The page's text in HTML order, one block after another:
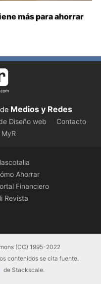
más para ahorrar
Medios y Redes
Diseño web
Contacto
Ahorrar
Financiero
Revista
(CC) 1995-2022
contenidos se cita fuente.
de Stackscale.